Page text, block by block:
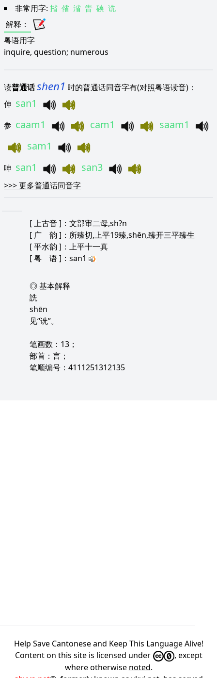
非常用字: 㨘 偗 渻 眚 磢 诜
解释 ：
粤语用字
inquire, question; numerous
读普通话shen1 时的普通话同音字有(对照粤语读音)：
伸 san1
参 caam1 cam1
saam1
sam1
呻 san1 san3
>>>更多普通话同音字
[上古音]：文部审二母,sh?n
[ 广 韵 ]：所臻切,上平19臻,shēn,臻开三平臻生
[平水韵 ]：上平十一真
[粤 语]：san1
◎ 基本解释
詵
shēn
见“诜”。
笔画数：13；
部首：言；
笔顺编号：4111251312135
Help Save Cantonese and Keep This Language Alive!
Content on this site is licensed under
, except
where otherwise noted.